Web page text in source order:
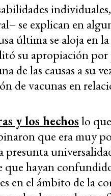
se explican en
última se aloja en
su apropiación por
de las causas a su
de vacunas en
y los hechoslo
que era muy
que hayan
en el ámbito de la